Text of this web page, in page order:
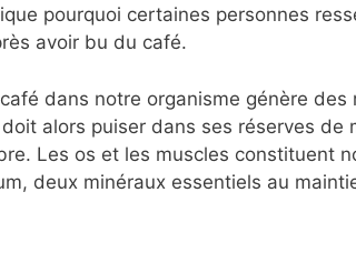
pourquoi certaines personnes
avoir bu du café.
dans notre organisme génère
alors puiser dans ses réserves de
Les os et les muscles constituent
deux minéraux essentiels au